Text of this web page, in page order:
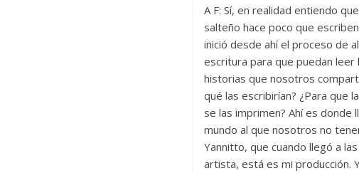
A F: Sí, en realidad entiendo
salteño hace poco que
inició desde ahí el proceso de
escritura para que puedan leer
historias que nosotros
qué las escribirían? ¿Para que
se las imprimen? Ahí es
mundo al que nosotros no
Yannitto, que cuando llegó a
artista, está es mi producción.